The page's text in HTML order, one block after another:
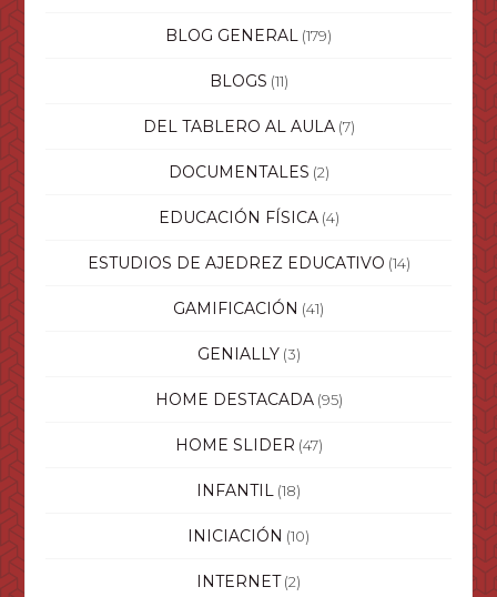
BLOG GENERAL (179)
BLOGS (11)
DEL TABLERO AL AULA(7)
DOCUMENTALES (2)
EDUCACIÓN FÍSICA(4)
ESTUDIOS DE AJEDREZ EDUCATIVO (14)
GAMIFICACIÓN (41)
GENIALLY(3)
HOME DESTACADA(95)
HOME SLIDER (47)
INFANTIL (18)
INICIACIÓN (10)
INTERNET(2)